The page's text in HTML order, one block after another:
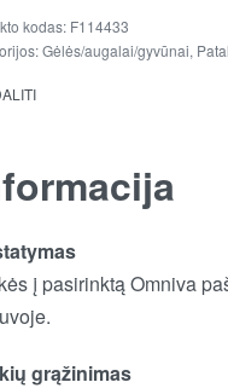
F114433
Gėlės/augalai/gyvūnai,
į pasirinktą Omniva
grąžinimas